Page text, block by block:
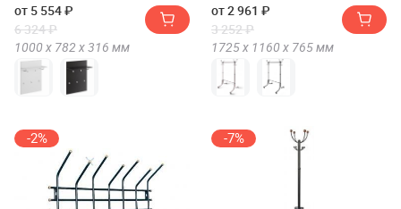
от 5 554 ₽
6 324 ₽
1000 х 782 х316 мм
от 2 961 ₽
3 252 ₽
1725 х 1160 х 765мм
-2% -7%